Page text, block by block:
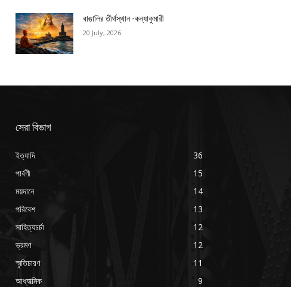
বাঙালির তীর্থস্থান -কন্যাকুমারী
20 July, 2026
সেরা বিভাগ
ইত্যাদি
36
পার্বণী
15
ময়দানে
14
পরিবেশ
13
সাহিত্যচর্চা
12
ভ্রমণ
12
স্মৃতিচারণ
11
আধ্যাত্মিক
9